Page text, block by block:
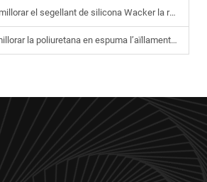
segellant de silicona Wacker la resistència de l’adhesió de façanes i vidres?
la poliuretana en espuma l’aïllament tèrmic i acústic?